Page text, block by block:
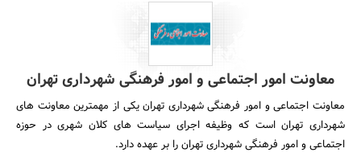
معاونت امور اجتماعی و امور فرهنگی شهرداری تهران
معاونت اجتماعی و امور فرهنگی شهرداری تهران یکی از مهمترین معاونت های
شهرداری تهران است که وظیفه اجرای سیاست های کلان شهری در حوزه
اجتماعی و امور فرهنگی شهرداری تهران را بر عهده دارد.